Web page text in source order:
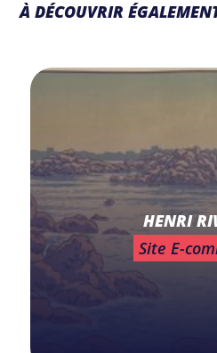
À DÉCOUVRIR
HENRI
Site E-